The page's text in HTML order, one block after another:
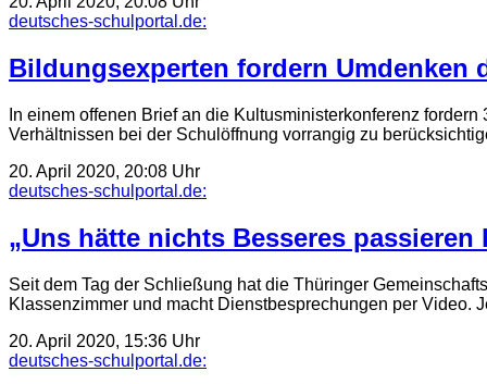
deutsches-schulportal.de:
Bildungsexperten fordern Umdenken
In einem offenen Brief an die Kultusministerkonferenz
Verhältnissen bei der Schulöffnung vorrangig zu
20. April 2020, 20:08 Uhr
deutsches-schulportal.de:
„Uns hätte nichts Besseres passieren
Seit dem Tag der Schließung hat die Thüringer
Klassenzimmer und macht Dienstbesprechungen per Video.
20. April 2020, 15:36 Uhr
deutsches-schulportal.de: